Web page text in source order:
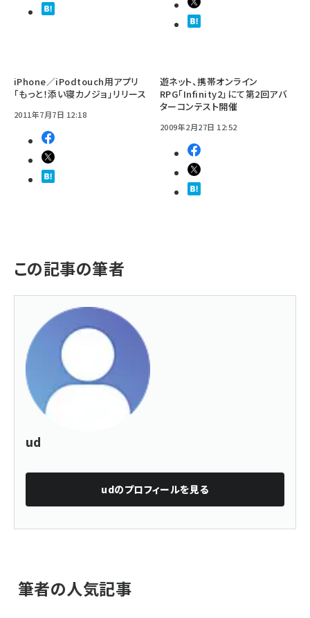
iPhone／iPodtouch用アプリ
「もっと！添い寝カノジョ」リリース
2011年7月7日 12:18
遊ネット、携帯オンライン
RPG「Infinity2」にて第2回アバ
ターコンテスト開催
2009年2月27日 12:52
この記事の筆者
ud
udのプロフィールを見る
筆者の人気記事